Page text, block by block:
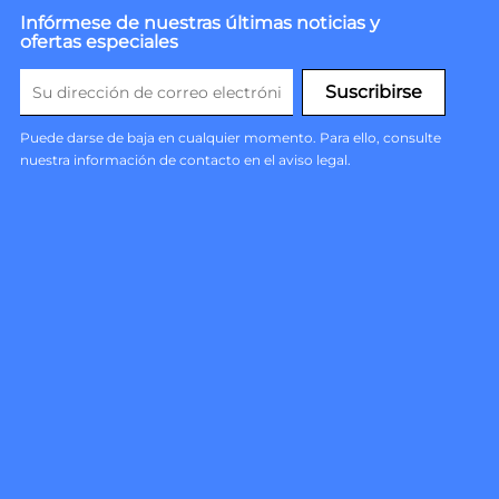
Infórmese de nuestras últimas noticias y
ofertas especiales
Puede darse de baja en cualquier momento. Para ello, consulte
nuestra información de contacto en el aviso legal.